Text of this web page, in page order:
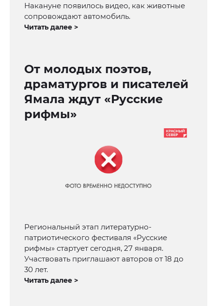
Накануне появилось видео, как животные
сопровождают автомобиль.
Читать далее >
От молодых поэтов,
драматургов и писателей
Ямала ждут «Русские
рифмы»
Региональный этап литературно-
патриотического фестиваля «Русские
рифмы» стартует сегодня, 27 января.
Участвовать приглашают авторов от 18 до
30 лет.
Читать далее >